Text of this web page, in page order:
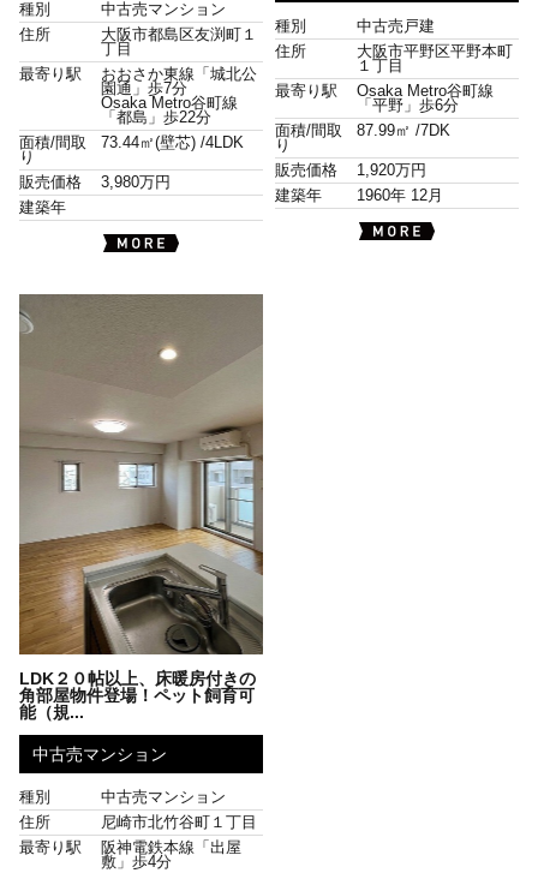
種別
中古売マンション
住所
大阪市都島区友渕町１
丁目
最寄り駅
おおさか東線「城北公
園通」歩7分
Osaka Metro谷町線
「都島」歩22分
面積/間取
り
73.44㎡(壁芯) /4LDK
販売価格
3,980万円
建築年
種別
中古売戸建
住所
大阪市平野区平野本町
１丁目
最寄り駅
Osaka Metro谷町線
「平野」歩6分
面積/間取
り
87.99㎡ /7DK
販売価格
1,920万円
建築年
1960年 12月
LDK２０帖以上、床暖房付きの
角部屋物件登場！ペット飼育可
能（規...
中古売マンション
種別
中古売マンション
住所
尼崎市北竹谷町１丁目
最寄り駅
阪神電鉄本線「出屋
敷」歩4分